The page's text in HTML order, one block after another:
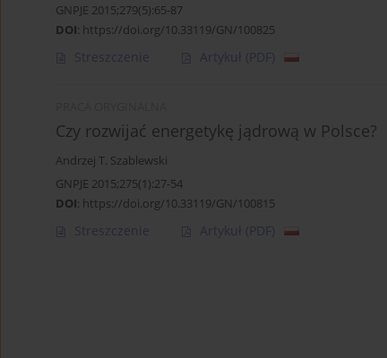
GNPJE 2015;279(5):65-87
DOI: https://doi.org/10.33119/GN/100825
Streszczenie Artykuł (PDF)
Czy rozwijać energetykę jądrową w Polsce?
Andrzej T. Szablewski
GNPJE 2015;275(1):27-54
DOI: https://doi.org/10.33119/GN/100815
Streszczenie Artykuł (PDF)